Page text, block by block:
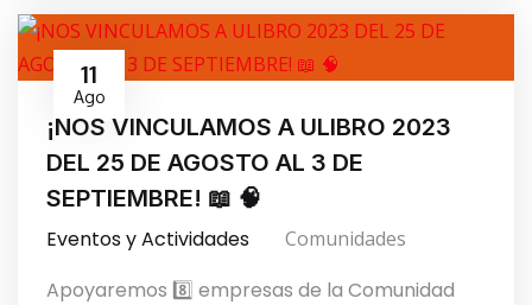
11
Ago
¡NOS VINCULAMOS A ULIBRO 2023
DEL 25 DE AGOSTO AL 3 DE
SEPTIEMBRE! 📖 🧠
Eventos y Actividades Comunidades
Apoyaremos 8️⃣ empresas de la Comunidad